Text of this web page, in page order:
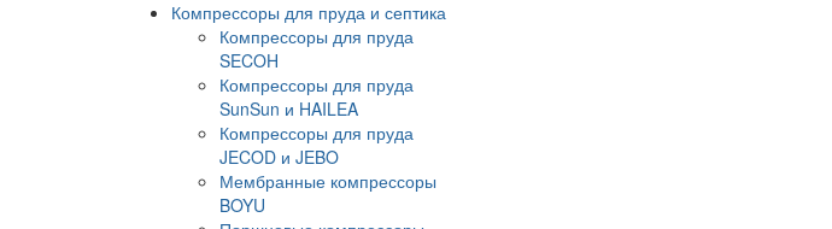
Компрессоры для пруда и септика
Компрессоры для пруда
SECOH
Компрессоры для пруда
SunSun и HAILEA
Компрессоры для пруда
JECOD и JEBO
Мембранные компрессоры
BOYU